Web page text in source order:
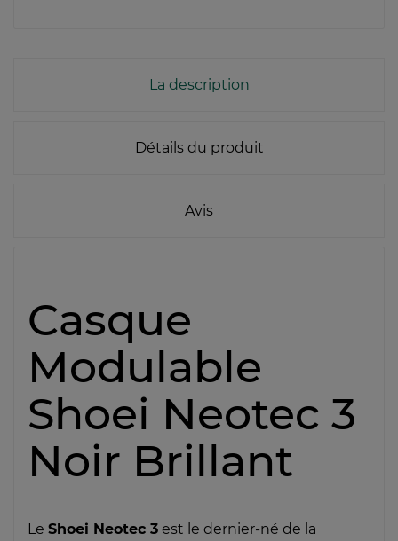
La description
Détails du produit
Avis
Casque
Modulable
Shoei Neotec 3
Noir Brillant
Le Shoei Neotec 3 est le dernier-né de la